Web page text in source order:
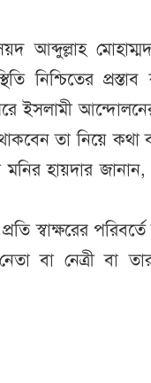
আব্দুল্লাহ
নিশ্চিতের
ইসলামী
তা নিয়ে কথা
হায়দার জানান,
স্বাক্ষরের
বা নেত্রী বা